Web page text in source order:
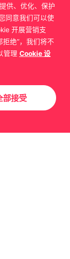
支持
供、优化、保护
同意我们可以使
开展营销支
绝”，我们将不
管理 Cookie 设
部接受